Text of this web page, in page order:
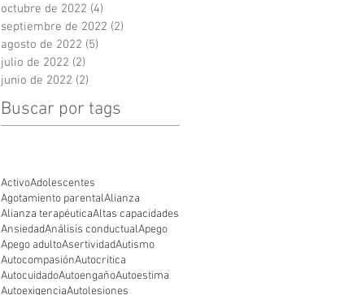
octubre de 2022 (4)
septiembre de 2022 (2)
agosto de 2022 (5)
julio de 2022 (2)
junio de 2022 (2)
Buscar por tags
ActivoAdolescentes
Agotamiento parentalAlianza
Alianza terapéuticaAltas capacidades
AnsiedadAnálisis conductualApego
Apego adultoAsertividadAutismo
AutocompasiónAutocritica
AutocuidadoAutoengañoAutoestima
AutoexigenciaAutolesiones